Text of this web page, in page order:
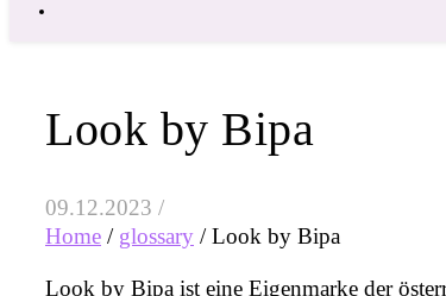
Look by Bipa
09.12.2023 /
Home / glossary /Look by Bipa
Look by Bipa ist eine Eigenmarke der